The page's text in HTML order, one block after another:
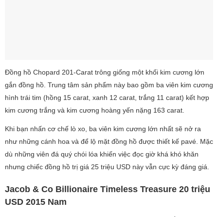
Đồng hồ Chopard 201-Carat trông giống một khối kim cương lớn
gắn đồng hồ. Trung tâm sản phẩm này bao gồm ba viên kim cương
hình trái tim (hồng 15 carat, xanh 12 carat, trắng 11 carat) kết hợp
kim cương trắng và kim cương hoàng yến nặng 163 carat.
Khi bạn nhấn cơ chế lò xo, ba viên kim cương lớn nhất sẽ nở ra
như những cánh hoa và để lộ mặt đồng hồ được thiết kế pavé. Mặc
dù những viên đá quý chói lóa khiến việc đọc giờ khá khó khăn
nhưng chiếc đồng hồ trị giá 25 triệu USD này vẫn cực kỳ đáng giá.
Jacob & Co Billionaire Timeless Treasure 20 triệu
USD 2015 Nam